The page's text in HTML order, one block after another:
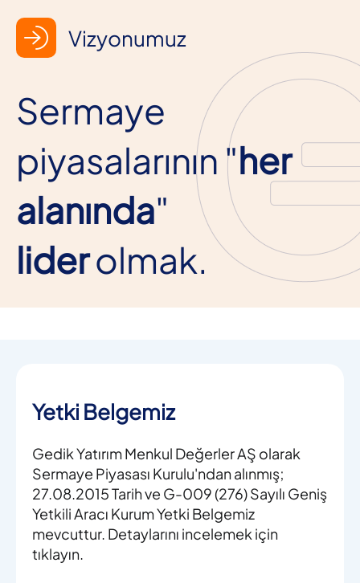
Vizyonumuz
Sermaye
piyasalarının "her
alanında"
liderolmak.
Yetki Belgemiz
Gedik Yatırım Menkul Değerler AŞ olarak
Sermaye Piyasası Kurulu'ndan alınmış;
27.08.2015 Tarih ve G-009 (276) Sayılı Geniş
Yetkili Aracı Kurum Yetki Belgemiz
mevcuttur. Detaylarını incelemek için
tıklayın.